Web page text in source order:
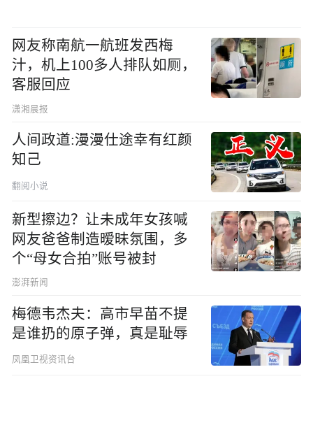
网友称南航一航班发西梅
汁，机上100多人排队如厕，
客服回应
潇湘晨报
人间政道:漫漫仕途幸有红颜
知己
翻阅小说
新型擦边？让未成年女孩喊
网友爸爸制造暧昧氛围，多
个“母女合拍”账号被封
澎湃新闻
梅德韦杰夫：高市早苗不提
是谁扔的原子弹，真是耻辱
凤凰卫视资讯台